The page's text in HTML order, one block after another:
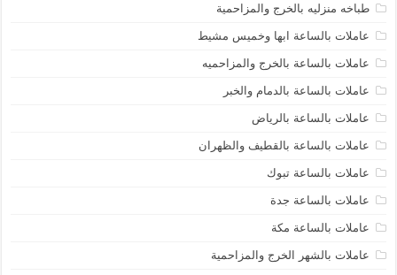
طباخه منزليه بالخرج والمزاحمية
عاملات بالساعة ابها وخميس مشيط
عاملات بالساعة بالخرج والمزاحميه
عاملات بالساعة بالدمام والخبر
عاملات بالساعة بالرياض
عاملات بالساعة بالقطيف والظهران
عاملات بالساعة تبوك
عاملات بالساعة جدة
عاملات بالساعة مكة
عاملات بالشهر الخرج والمزاحمية